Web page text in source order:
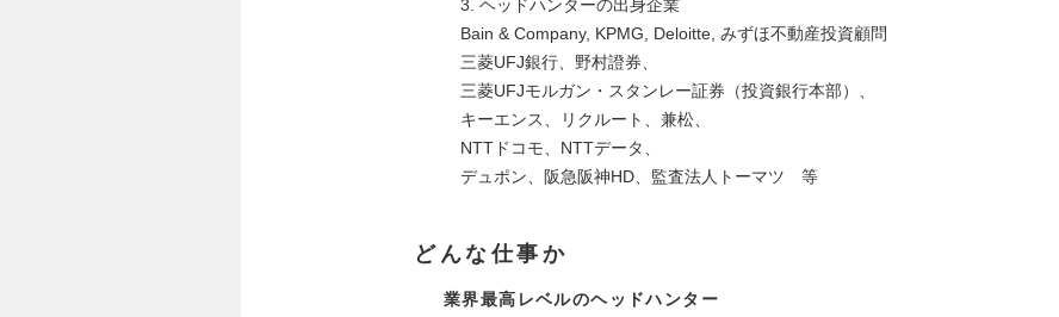
3. ヘッドハンターの出身企業
Bain & Company, KPMG, Deloitte, みずほ不動産投資顧問
三菱UFJ銀行、野村證券、
三菱UFJモルガン・スタンレー証券（投資銀行本部）、
キーエンス、リクルート、兼松、
NTTドコモ、NTTデータ、
デュポン、阪急阪神HD、監査法人トーマツ 等
どんな仕事か
業界最高レベルのヘッドハンター